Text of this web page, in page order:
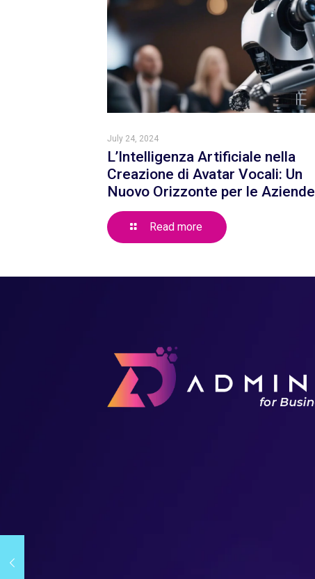
July 24, 2024
L’Intelligenza Artificiale nella
Creazione di Avatar Vocali: Un
Nuovo Orizzonte per le Aziende
Read more